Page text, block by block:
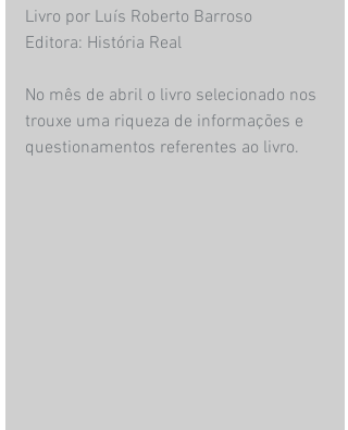
Livro por Luís Roberto Barroso
Editora: História Real
No mês de abril o livro selecionado nos
trouxe uma riqueza de informações e
questionamentos referentes ao livro.